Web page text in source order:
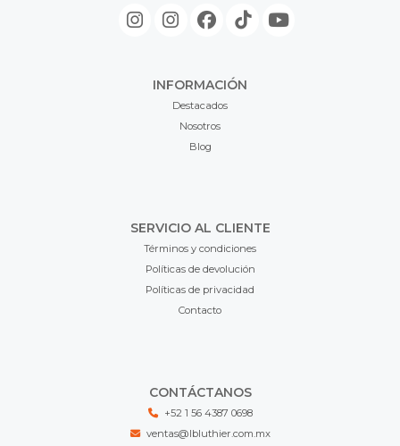
INFORMACIÓN
Destacados
Nosotros
Blog
SERVICIO AL CLIENTE
Términos y condiciones
Políticas de devolución
Políticas de privacidad
Contacto
CONTÁCTANOS
+52 1 56 4387 0698
ventas@lbluthier.com.mx